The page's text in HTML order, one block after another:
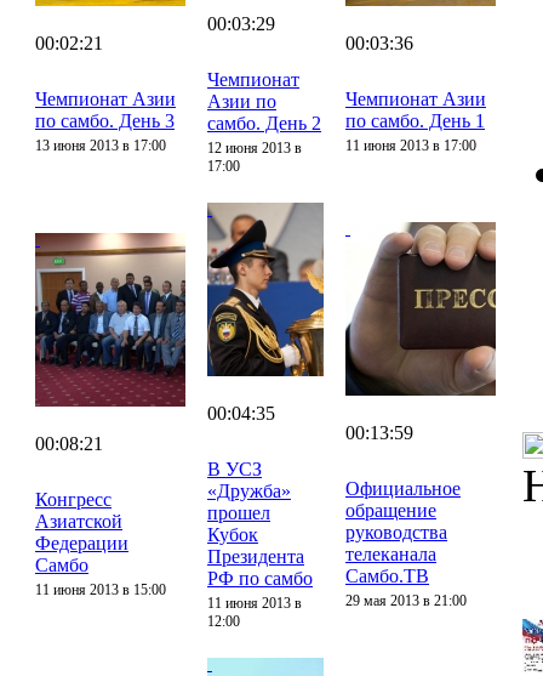
00:02:21
Чемпионат Азии
по самбо. День 3
13 июня 2013 в 17:00
00:03:29
Чемпионат
Азии по
самбо. День 2
12 июня 2013 в
17:00
00:03:36
Чемпионат Азии
по самбо. День 1
11 июня 2013 в 17:00
00:08:21
Конгресс
Азиатской
Федерации
Самбо
11 июня 2013 в 15:00
00:04:35
В УСЗ
«Дружба»
прошел
Кубок
Президента
РФ по самбо
11 июня 2013 в
12:00
00:13:59
Официальное
обращение
руководства
телеканала
Самбо.ТВ
29 мая 2013 в 21:00